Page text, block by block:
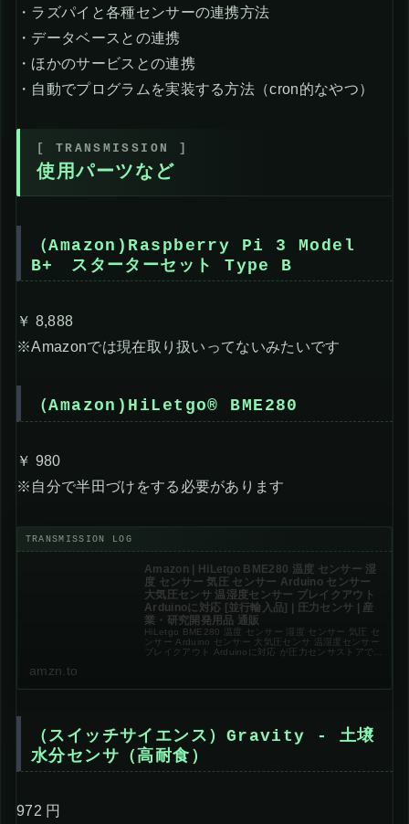
・ラズパイと各種センサーの連携方法
・データベースとの連携
・ほかのサービスとの連携
・自動でプログラムを実装する方法（cron的なやつ）
使用パーツなど
（Amazon)Raspberry Pi 3 Model
B+ スターターセット Type B
￥ 8,888
※Amazonでは現在取り扱いってないみたいです
（Amazon)HiLetgo® BME280
￥ 980
※自分で半田づけをする必要があります
Amazon | HiLetgo BME280 温度 センサー 湿
度 センサー 気圧 センサー Arduino センサー
大気圧センサ 温湿度センサー ブレイクアウト
Arduinoに対応 [並行輸入品] | 圧力センサ | 産
業・研究開発用品 通販
HiLetgo BME280 温度 センサー 湿度 センサー 気圧 セ
ンサー Arduino センサー 大気圧センサ 温湿度センサー
ブレイクアウト Arduinoに対応 が圧力センサストアでい
amzn.to
（スイッチサイエンス）Gravity - 土壌
水分センサ（高耐食）
972 円